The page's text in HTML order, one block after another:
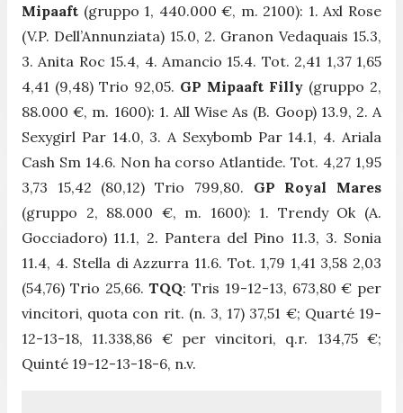
Mipaaft (gruppo 1, 440.000 €, m. 2100): 1. Axl Rose
(V.P. Dell’Annunziata) 15.0, 2. Granon Vedaquais 15.3,
3. Anita Roc 15.4, 4. Amancio 15.4. Tot. 2,41 1,37 1,65
4,41 (9,48) Trio 92,05. GP Mipaaft Filly (gruppo 2,
88.000 €, m. 1600): 1. All Wise As (B. Goop) 13.9, 2. A
Sexygirl Par 14.0, 3. A Sexybomb Par 14.1, 4. Ariala
Cash Sm 14.6. Non ha corso Atlantide. Tot. 4,27 1,95
3,73 15,42 (80,12) Trio 799,80. GP Royal Mares
(gruppo 2, 88.000 €, m. 1600): 1. Trendy Ok (A.
Gocciadoro) 11.1, 2. Pantera del Pino 11.3, 3. Sonia
11.4, 4. Stella di Azzurra 11.6. Tot. 1,79 1,41 3,58 2,03
(54,76) Trio 25,66.TQQ: Tris 19-12-13, 673,80 € per
vincitori, quota con rit. (n. 3, 17) 37,51 €; Quarté 19-
12-13-18, 11.338,86 € per vincitori, q.r. 134,75 €;
Quinté 19-12-13-18-6, n.v.